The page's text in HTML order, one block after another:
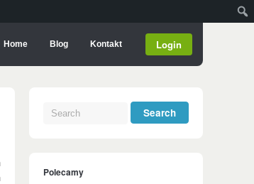
Home Blog Kontakt Login
Polecamy